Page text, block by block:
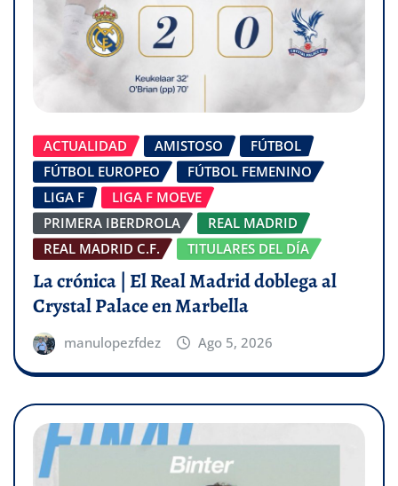
ACTUALIDAD AMISTOSO
FÚTBOL
FÚTBOL EUROPEO
FÚTBOL FEMENINO
LIGA F
LIGA F MOEVE
PRIMERA IBERDROLA
REAL MADRID
REAL MADRID C.F.
TITULARES DEL DÍA
La crónica | El Real Madrid doblega al
Crystal Palace en Marbella
manulopezfdez Ago 5, 2026